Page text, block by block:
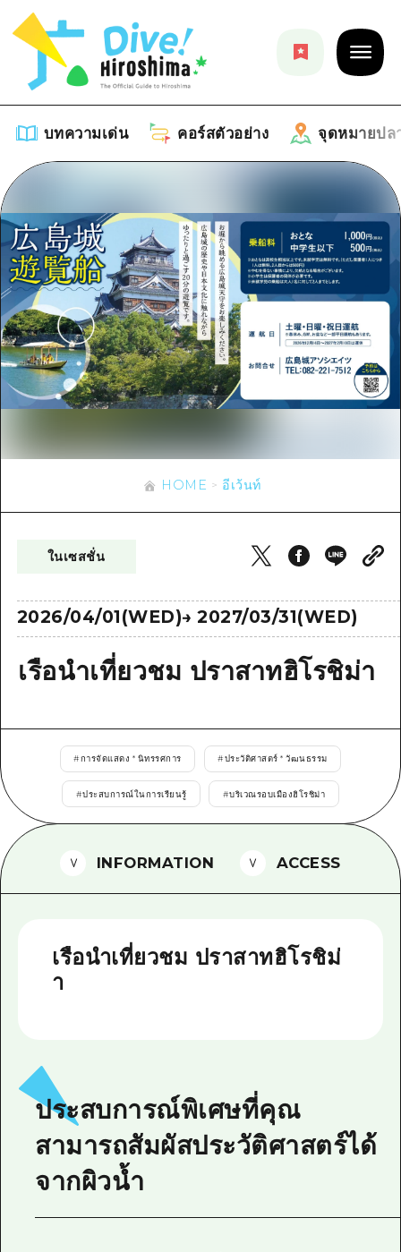
บทความเด่น คอร์สตัวอย่าง จุดหมายปล
รายการ
คำแนะนำ
ศิลปะ
งานอีเว้นท์ / เทศกาล
อาหารรสเลิศ / สุรา
ประสบการณ์ / ในการเรียนรู้
ประวัติศาสตร์ / วัฒนธรรม
ธรรมชาติ
คอร์สตัวอย่าง
รายการ
คู่มือ Dive! Hiroshima
ฮิโรชิม่า โมชิ โมชิ ทราเวล
บริเวณรอบเมืองฮิโรชิม่า
อากิ
บิงโก
บิโฮค
ยามากุจิตะวันออก
จุดหมายปลายทาง
รายการ
บริเวณรอบเมืองฮิโรชิม่า
บิงโก
บิโฮคุ
บริเวณรอบๆ มิยาจิมะ
ยามากุจิตะวันออก
จังหวัดเอฮิเมะ
ชิมาเนะ
อีเว้นท์
ข้อมูลตามฤดูกาล
ข้อมูลที่เป็นประโยชน์
ความแออัดของสิ่งอำนวยความสะดวก
บริการรับฝากและจัดส่งสัมภาระ
ฮิโรชิม่า ฟรี Wi-Fi
TRAVELPAL International
ไกด์อาสาสมัครไ
วิดีโอฮิโรชิม่า
ดาวน์โหลดรูปภาพ
HOME
อีเว้นท์
HOME อีเว้นท์
ในเซสชั่น
2026/04/01(WED)→2027/03/31(WED)
เรือนำเที่ยวชม ปราสาทฮิโรชิม่า
#การจัดแสดง * นิทรรศการ #ประวัติศาสตร์ * วัฒนธรรม
#ประสบการณ์ในการเรียนรู้ #บริเวณรอบเมืองฮิโรชิม่า
INFORMATION ACCESS
เรือนำเที่ยวชม ปราสาทฮิโรชิม่
า
ประสบการณ์พิเศษที่คุณ
สามารถสัมผัสประวัติศาสตร์ได้
จากผิวน้ำ